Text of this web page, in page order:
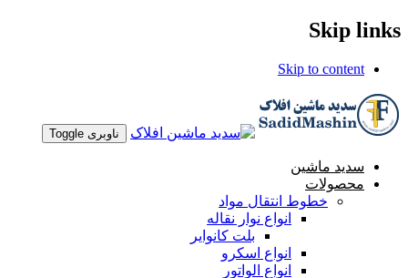
Skip links
Skip to content
ناوبری Toggle
سدید ماشین
محصولات
خطوط انتقال مواد
انواع نوار نقاله
بلت کانوایر
انواع اسکرو
انواع الواتور